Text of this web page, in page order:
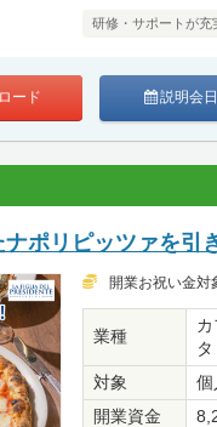
研修・サポートが充
ード 説明会
ポリピッツァを引
開業お祝い金対
業種
対象
個
開業資金